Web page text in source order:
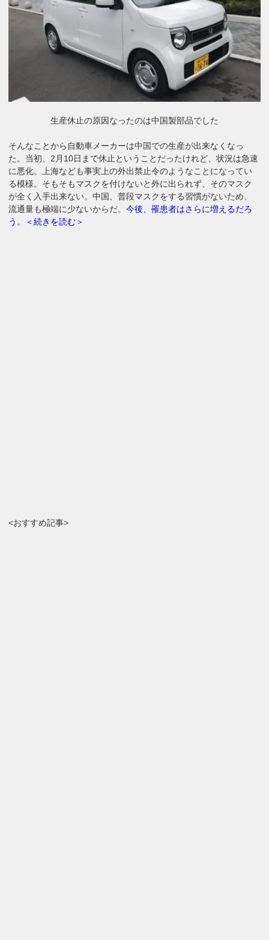
生産休止の原因なったのは中国製部品でした
そんなことから自動車メーカーは中国での生産が出来なくなっ
た。当初、2月10日まで休止ということだったけれど、状況は急速
に悪化。上海なども事実上の外出禁止令のようなことになってい
る模様。そもそもマスクを付けないと外に出られず、そのマスク
が全く入手出来ない。中国、普段マスクをする習慣がないため、
流通量も極端に少ないからだ。今後、罹患者はさらに増えるだろ
う。＜続きを読む＞
<おすすめ記事>